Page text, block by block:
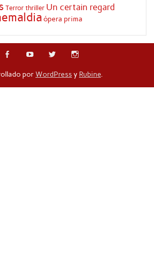
Terrorthriller Un certain regard
ópera prima
por WordPressy Rubine.